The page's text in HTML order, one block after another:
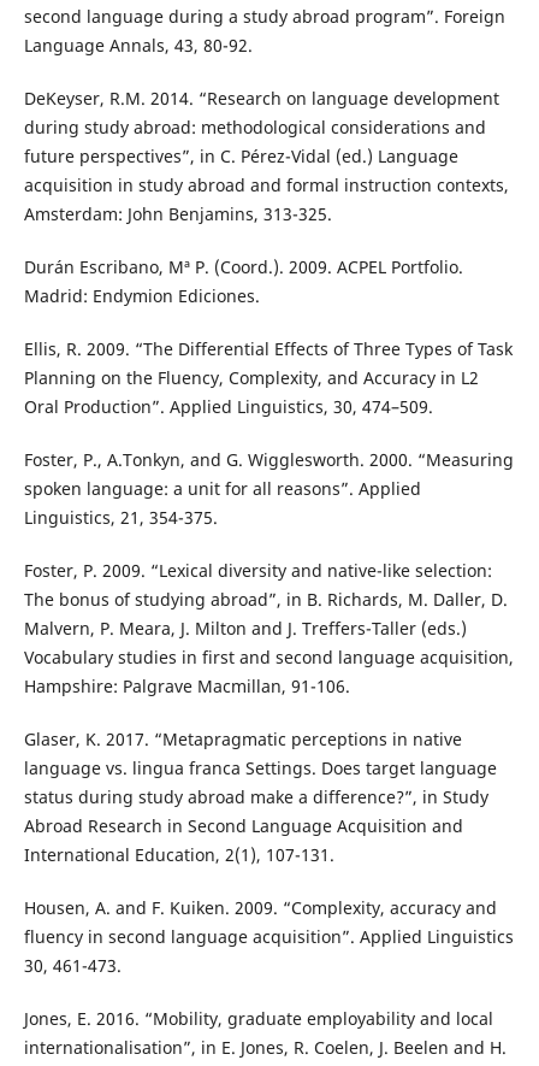
second language during a study abroad program”. Foreign
Language Annals, 43, 80-92.
DeKeyser, R.M. 2014. “Research on language development
during study abroad: methodological considerations and
future perspectives”, in C. Pérez-Vidal (ed.) Language
acquisition in study abroad and formal instruction contexts,
Amsterdam: John Benjamins, 313-325.
Durán Escribano, Mª P. (Coord.). 2009. ACPEL Portfolio.
Madrid: Endymion Ediciones.
Ellis, R. 2009. “The Differential Effects of Three Types of Task
Planning on the Fluency, Complexity, and Accuracy in L2
Oral Production”. Applied Linguistics, 30, 474–509.
Foster, P., A.Tonkyn, and G. Wigglesworth. 2000. “Measuring
spoken language: a unit for all reasons”. Applied
Linguistics, 21, 354-375.
Foster, P. 2009. “Lexical diversity and native-like selection:
The bonus of studying abroad”, in B. Richards, M. Daller, D.
Malvern, P. Meara, J. Milton and J. Treffers-Taller (eds.)
Vocabulary studies in first and second language acquisition,
Hampshire: Palgrave Macmillan, 91-106.
Glaser, K. 2017. “Metapragmatic perceptions in native
language vs. lingua franca Settings. Does target language
status during study abroad make a difference?”, in Study
Abroad Research in Second Language Acquisition and
International Education, 2(1), 107-131.
Housen, A. and F. Kuiken. 2009. “Complexity, accuracy and
fluency in second language acquisition”. Applied Linguistics
30, 461-473.
Jones, E. 2016. “Mobility, graduate employability and local
internationalisation”, in E. Jones, R. Coelen, J. Beelen and H.